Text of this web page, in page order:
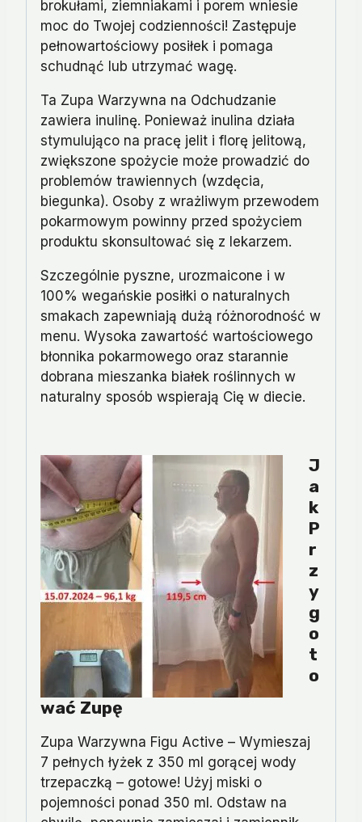
brokułami, ziemniakami i porem wniesie
moc do Twojej codzienności! Zastępuje
pełnowartościowy posiłek i pomaga
schudnąć lub utrzymać wagę.
Ta Zupa Warzywna na Odchudzanie
zawiera inulinę. Ponieważ inulina działa
stymulująco na pracę jelit i florę jelitową,
zwiększone spożycie może prowadzić do
problemów trawiennych (wzdęcia,
biegunka). Osoby z wrażliwym przewodem
pokarmowym powinny przed spożyciem
produktu skonsultować się z lekarzem.
Szczególnie pyszne, urozmaicone i w
100% wegańskie posiłki o naturalnych
smakach zapewniają dużą różnorodność w
menu. Wysoka zawartość wartościowego
błonnika pokarmowego oraz starannie
dobrana mieszanka białek roślinnych w
naturalny sposób wspierają Cię w diecie.
J
A
K
P
R
Z
Y
G
O
T
O
Wać Zupę
Zupa Warzywna Figu Active – Wymieszaj
7 pełnych łyżek z 350 ml gorącej wody
trzepaczką – gotowe! Użyj miski o
pojemności ponad 350 ml. Odstaw na